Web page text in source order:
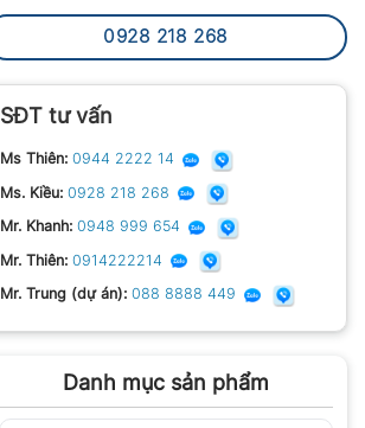
0928 218 268
SĐT tư vấn
Ms Thiên: 0944 2222 14
Ms. Kiều: 0928 218 268
Mr. Khanh: 0948 999 654
Mr. Thiên: 0914222214
Mr. Trung (dự án): 088 8888 449
Danh mục sản phẩm